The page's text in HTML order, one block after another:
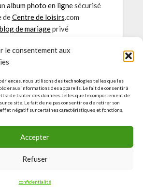
le consentement aux
nous utilisons des technologies telles que les
aux informations des appareils. Le fait de consentir à
de traiter des données telles que le comportement de
ce site. Le fait de ne pas consentir ou de retirer son
négatif sur certaines caractéristiques et fonctions.
Accepter
Refuser
confidentialité
album photo en lignesécurisé
deCentre de loisirs.com
blog de mariageprivé
photossécurisé
pourAccueil de loisirs
:Création de site à Genève
leservice d’e-réputation
| Service de référencement naturel